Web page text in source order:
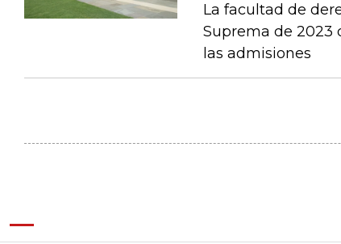
La facultad de
Suprema de 2023
las admisiones